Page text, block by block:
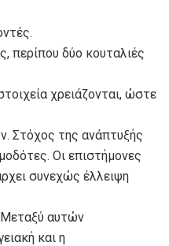
περίπου δύο κουταλιές
χρειάζονται, ώστε
Στόχος της ανάπτυξής
Οι επιστήμονες
συνεχώς έλλειψη
Μεταξύ αυτών
και η